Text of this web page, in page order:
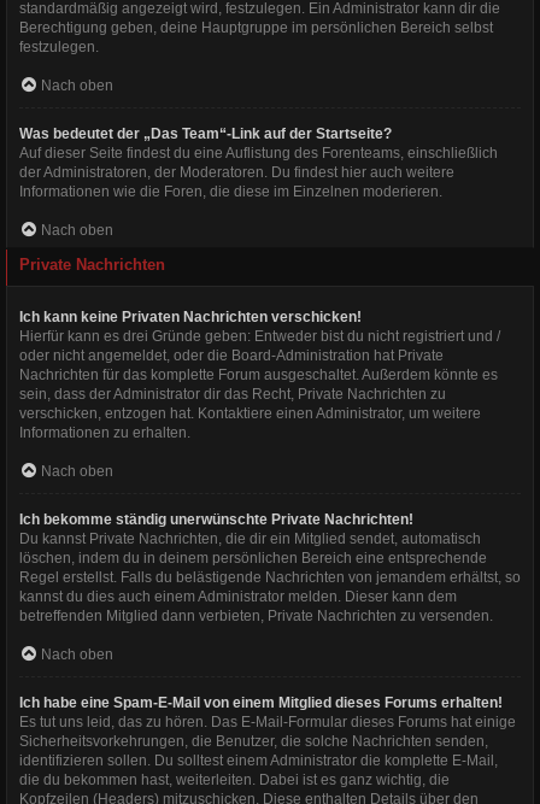
standardmäßig angezeigt wird, festzulegen. Ein Administrator kann dir die
Berechtigung geben, deine Hauptgruppe im persönlichen Bereich selbst
festzulegen.
Nach oben
Was bedeutet der „Das Team“-Link auf der Startseite?
Auf dieser Seite findest du eine Auflistung des Forenteams, einschließlich
der Administratoren, der Moderatoren. Du findest hier auch weitere
Informationen wie die Foren, die diese im Einzelnen moderieren.
Nach oben
Private Nachrichten
Ich kann keine Privaten Nachrichten verschicken!
Hierfür kann es drei Gründe geben: Entweder bist du nicht registriert und /
oder nicht angemeldet, oder die Board-Administration hat Private
Nachrichten für das komplette Forum ausgeschaltet. Außerdem könnte es
sein, dass der Administrator dir das Recht, Private Nachrichten zu
verschicken, entzogen hat. Kontaktiere einen Administrator, um weitere
Informationen zu erhalten.
Nach oben
Ich bekomme ständig unerwünschte Private Nachrichten!
Du kannst Private Nachrichten, die dir ein Mitglied sendet, automatisch
löschen, indem du in deinem persönlichen Bereich eine entsprechende
Regel erstellst. Falls du belästigende Nachrichten von jemandem erhältst, so
kannst du dies auch einem Administrator melden. Dieser kann dem
betreffenden Mitglied dann verbieten, Private Nachrichten zu versenden.
Nach oben
Ich habe eine Spam-E-Mail von einem Mitglied dieses Forums erhalten!
Es tut uns leid, das zu hören. Das E-Mail-Formular dieses Forums hat einige
Sicherheitsvorkehrungen, die Benutzer, die solche Nachrichten senden,
identifizieren sollen. Du solltest einem Administrator die komplette E-Mail,
die du bekommen hast, weiterleiten. Dabei ist es ganz wichtig, die
Kopfzeilen (Headers) mitzuschicken. Diese enthalten Details über den